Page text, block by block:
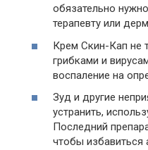
обязательно
терапевту или
Крем Скин-Кап не
грибками и
воспаление на
Зуд и другие
устранить,
Последний
чтобы избавиться